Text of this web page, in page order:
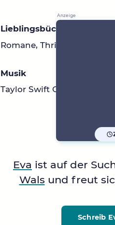
Lieblingsbücher
Romane, Thriller
Musik
Taylor Swift Gracie Abrams
Eva ist auf der
Wals und freut
Schreib